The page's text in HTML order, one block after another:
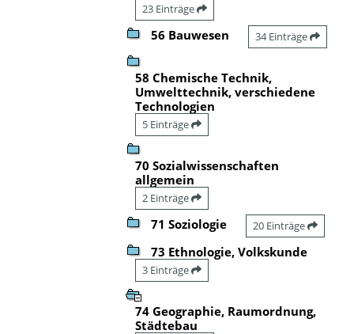
23 Einträge
56 Bauwesen 34 Einträge
58 Chemische Technik,
Umwelttechnik, verschiedene
Technologien
5 Einträge
70 Sozialwissenschaften
allgemein
2 Einträge
71 Soziologie 20 Einträge
73 Ethnologie, Volkskunde
3 Einträge
74 Geographie, Raumordnung,
Städtebau